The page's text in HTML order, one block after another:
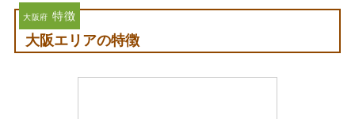
大阪府 特徴
大阪エリアの特徴